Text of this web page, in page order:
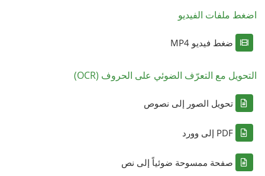
اضغط ملفات الفيديو
ضغط فيديو MP4
التحويل مع التعرّف الضوئي على الحروف (OCR)
تحويل الصور إلى نصوص
PDF إلى وورد
صفحة ممسوحة ضوئياً إلى نص